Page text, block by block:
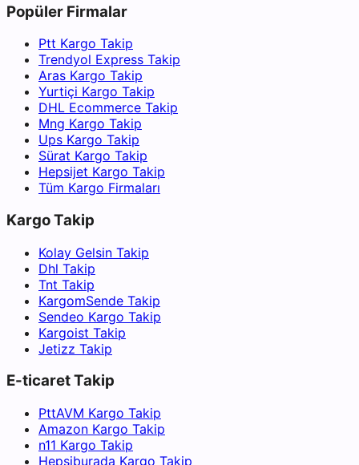
Popüler Firmalar
Ptt Kargo Takip
Trendyol Express Takip
Aras Kargo Takip
Yurtiçi Kargo Takip
DHL Ecommerce Takip
Mng Kargo Takip
Ups Kargo Takip
Sürat Kargo Takip
Hepsijet Kargo Takip
Tüm Kargo Firmaları
Kargo Takip
Kolay Gelsin Takip
Dhl Takip
Tnt Takip
KargomSende Takip
Sendeo Kargo Takip
Kargoist Takip
Jetizz Takip
E-ticaret Takip
PttAVM Kargo Takip
Amazon Kargo Takip
n11 Kargo Takip
Hepsiburada Kargo Takip